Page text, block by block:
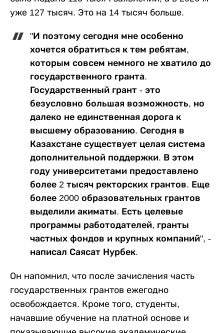
уже 127 тысяч. Это на 14 тысяч больше.
"И поэтому сегодня мне особенно
хочется обратиться к тем ребятам,
которым совсем немного не хватило до
государственного гранта.
Государственный грант - это
безусловно большая возможность, но
далеко не единственная дорога к
высшему образованию. Сегодня в
Казахстане существует целая система
дополнительной поддержки. В этом
году университетами предоставлено
более 2 тысяч ректорских грантов. Еще
более 2000 образовательных грантов
выделили акиматы. Есть целевые
программы работодателей, гранты
частных фондов и крупных компаний", -
написал Саясат Нурбек.
Он напомнил, что после зачисления часть
государственных грантов ежегодно
освобождается. Кроме того, студенты,
начавшие обучение на платной основе и